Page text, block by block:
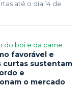
até o dia 14 de
do boi e da carne
favorável e
curtas sustentam
e
o mercado